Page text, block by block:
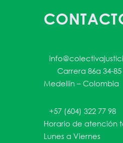
Carrera 86a 34-
Medellín – Colombia
+57 (604) 322 77 98
Horario de atención
Lunes a Viernes